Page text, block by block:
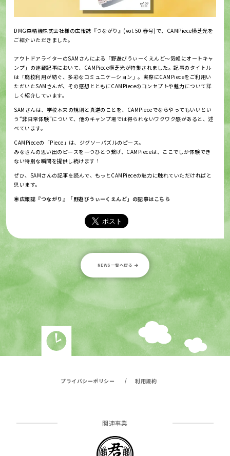
DMG森精機株式会社様の広報誌『つながり』(vol.50 春号)で、CAMPiece横芝光を
ご紹介いただきました。
アウトドアライターのSAMさんによる「野遊びうぃーくえんど〜気軽にオートキャ
ンプ」の連載記事において、CAMPiece横芝光が特集されました。記事のタイトル
は「廃校利用が紡ぐ、多彩なコミュニケーション」。実際にCAMPieceをご利用い
ただいたSAMさんが、その感想とともにCAMPieceのコンセプトや魅力について詳
しく紹介しています。
SAMさんは、学校本来の規則と真逆のことを、CAMPieceでならやってもいいとい
う“非日常体験”について、他のキャンプ場では得られないワクワク感があると、述
べています。
CAMPieceの「Piece」は、ジグソーパズルのピース。
みなさんの思い出のピースを一つひとつ繋げ、CAMPieceは、ここでしか体験でき
ない特別な瞬間を提供し続けます！
ぜひ、SAMさんの記事を読んで、もっとCAMPieceの魅力に触れていただければと
思います。
◉広報誌『つながり』「野遊びうぃーくえんど 」 の記事はこちら
NEWS一覧へ戻る
プライバシーポリシー / 利用規約
関連事業